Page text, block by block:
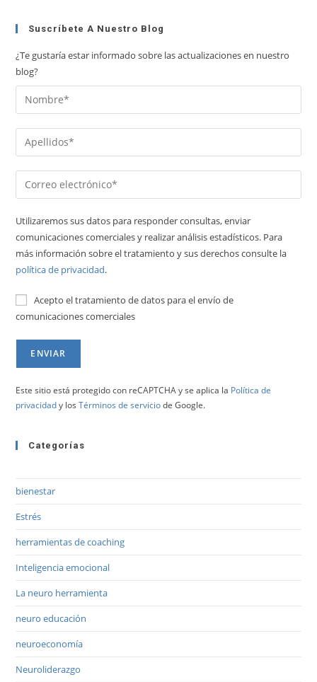
Suscríbete A Nuestro Blog
¿Te gustaría estar informado sobre las actualizaciones en nuestro
blog?
Utilizaremos sus datos para responder consultas, enviar
comunicaciones comerciales y realizar análisis estadísticos. Para
más información sobre el tratamiento y sus derechos consulte la
política de privacidad.
Acepto el tratamiento de datos para el envío de
comunicaciones comerciales
Este sitio está protegido con reCAPTCHA y se aplica la Política de
privacidady losTérminos de serviciode Google.
Categorías
bienestar
Estrés
herramientas de coaching
Inteligencia emocional
La neuro herramienta
neuro educación
neuroeconomía
Neuroliderazgo